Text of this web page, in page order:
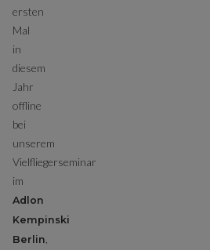
ersten
Mal
in
diesem
Jahr
offline
bei
unserem
Vielfliegerseminar
im
Adlon
Kempinski
Berlin